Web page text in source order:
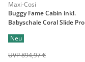
Maxi-Cosi
Buggy Fame Cabin inkl.
Babyschale Coral Slide Pro
Neu
UVP 894,97 €